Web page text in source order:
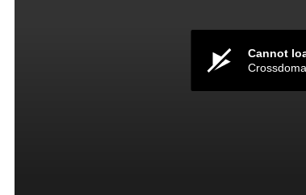
Cannot